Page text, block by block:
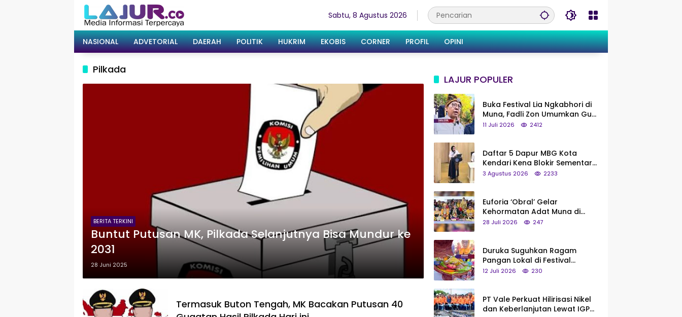
Sabtu, 8 Agustus 2026
NASIONAL ADVETORIAL DAERAH POLITIK HUKRIM EKOBIS CORNER PROFIL OPINI
Pilkada
BERITA TERKINI
Buntut Putusan MK, Pilkada Selanjutnya Bisa Mundur ke
2031
28 Juni 2025
Termasuk Buton Tengah, MK Bacakan Putusan 40
LAJUR POPULER
Buka Festival Lia Ngkabhori di
Muna, Fadli Zon Umumkan Gua
Metanduno Segera Naik Status
11 Juli 2026 2412
Daftar 5 Dapur MBG Kota
Kendari Kena Blokir Sementara
dari Pusat
3 Agustus 2026 2233
Euforia ‘Obral’ Gelar
Kehormatan Adat Muna di
Silaturahmi KKMM, Ridwan Bae:
28 Juli 2026 247
Duruka Suguhkan Ragam
Pangan Lokal di Festival
Liangkobhori, Dari Umbi Rebus
12 Juli 2026 230
PT Vale Perkuat Hilirisasi Nikel
dan Keberlanjutan Lewat IGP